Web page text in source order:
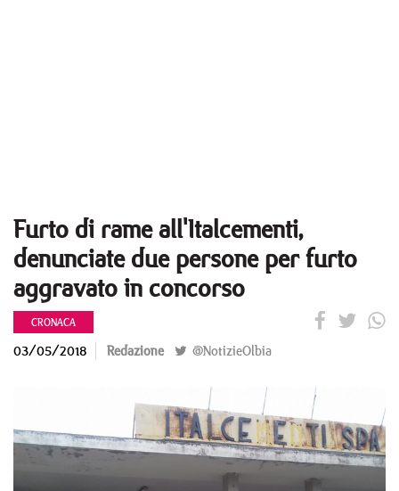
Furto di rame all'Italcementi,
denunciate due persone per furto
aggravato in concorso
CRONACA
03/05/2018 Redazione @NotizieOlbia